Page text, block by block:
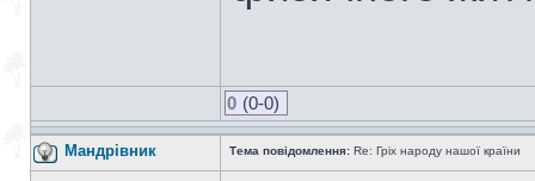
0 (0-0)
Мандрiвник Тема повідомлення: Re: Гріх народу нашої країни